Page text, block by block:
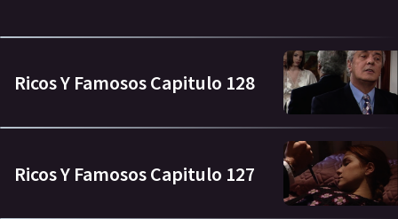
Ricos Y Famosos Capitulo 128
Ricos Y Famosos Capitulo 127